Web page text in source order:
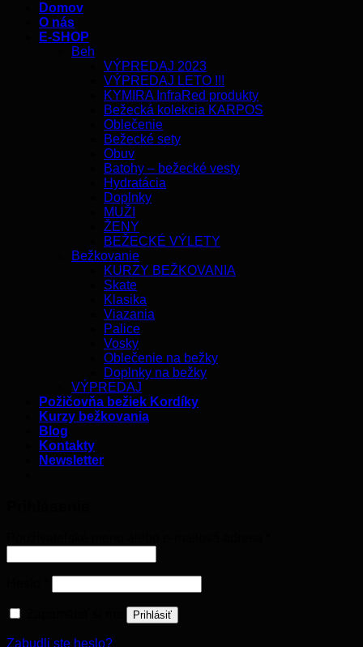
Domov
O nás
E-SHOP
Beh
VÝPREDAJ 2023
VÝPREDAJ LETO !!!
KYMIRA InfraRed produkty
Bežecká kolekcia KARPOS
Oblečenie
Bežecké sety
Obuv
Batohy – bežecké vesty
Hydratácia
Doplnky
MUŽI
ŽENY
BEŽECKÉ VÝLETY
Bežkovanie
KURZY BEŽKOVANIA
Skate
Klasika
Viazania
Palice
Vosky
Oblečenie na bežky
Doplnky na bežky
VÝPREDAJ
Požičovňa bežiek Kordíky
Kurzy bežkovania
Blog
Kontakty
Newsletter
Prihlásiť
Zabudli ste heslo?